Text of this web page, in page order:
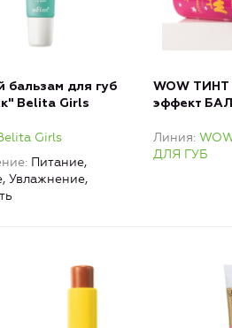
бальзам для губ
Belita Girls
Girls
Питание,
Увлажнение,
WOW ТИНТ
эффект
Линия
ДЛЯ ГУБ